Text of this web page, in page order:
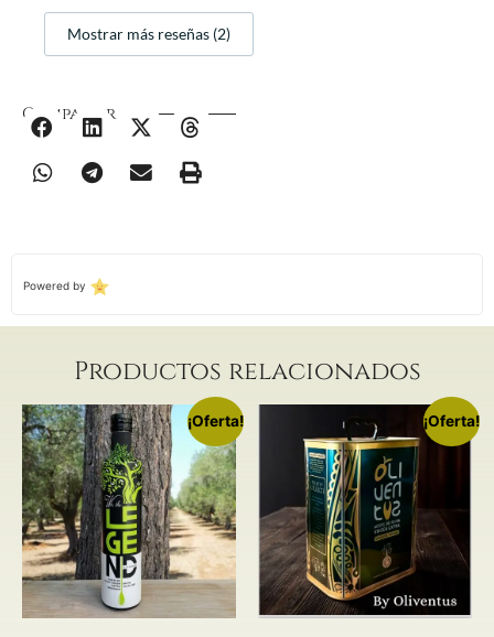
Mostrar más reseñas (2)
Compartir
Powered by
Productos relacionados
¡Oferta! ¡Oferta!